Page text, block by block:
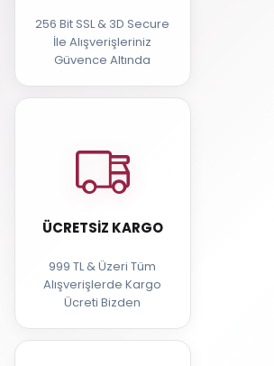
256 Bit SSL & 3D Secure
İle Alışverişleriniz
Güvence Altında
ÜCRETSIZ KARGO
999 TL & Üzeri Tüm
Alışverişlerde Kargo
Ücreti Bizden